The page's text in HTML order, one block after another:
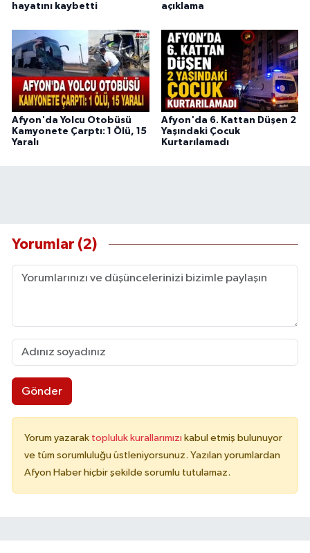
hayatını kaybetti
açıklama
Afyon'da Yolcu Otobüsü
Kamyonete Çarptı: 1 Ölü, 15
Yaralı
Afyon'da 6. Kattan Düşen 2
Yaşındaki Çocuk
Kurtarılamadı
Yorumlar (2)
Gönder
Yorum yazarak topluluk kurallarımızı kabul etmiş bulunuyor
ve tüm sorumluluğu üstleniyorsunuz. Yazılan yorumlardan
Afyon Haber hiçbir şekilde sorumlu tutulamaz.